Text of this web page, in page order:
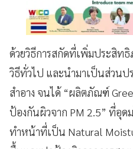
ด้วยวิธีการสกัดที่เพิ่มประสิทธิ
วิธีทั่วไป และนำมาเป็นส่วนป
สำอาง จนได้ “ผลิตภัณฑ์
ป้องกันผิวจาก PM 2.5” ที่อุด
ทำหน้าที่เป็น Natural